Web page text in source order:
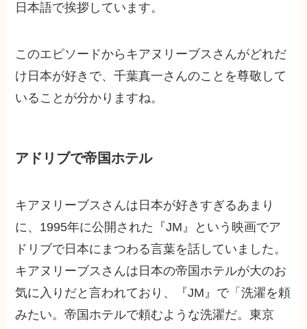
日本語で挨拶しています。
このエピソードからキアヌリーブスさんがどれだ
け日本が好きで、千葉真一さんのことを尊敬して
いることが分かりますね。
アドリブで帝国ホテル
キアヌリーブスさんは日本が好きすぎるあまり
に、1995年に公開された『JM』という映画でア
ドリブで日本にまつわる言葉を話していました。
キアヌリーブスさんは日本の帝国ホテルが大のお
気に入りだと言われており、『JM』で「洗濯を頼
みたい。帝国ホテルで頼むような洗濯だ。東京